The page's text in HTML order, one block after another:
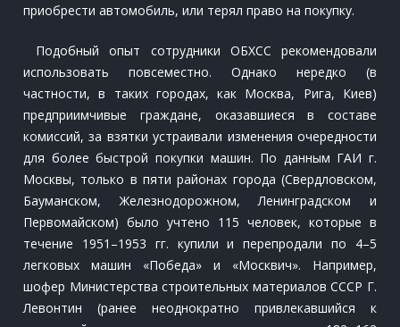
приобрести автомобиль, или терял право на покупку.
Подобный опыт сотрудники ОБХСС рекомендовали
использовать повсеместно. Однако нередко (в
частности, в таких городах, как Москва, Рига, Киев)
предприимчивые граждане, оказавшиеся в составе
комиссий, за взятки устраивали изменения очередности
для более быстрой покупки машин. По данным ГАИ г.
Москвы, только в пяти районах города (Свердловском,
Бауманском, Железнодорожном, Ленинградском и
Первомайском) было учтено 115 человек, которые в
течение 1951–1953 гг. купили и перепродали по 4–5
легковых машин «Победа» и «Москвич». Например,
шофер Министерства строительных материалов СССР Г.
Левонтин (ранее неоднократно привлекавшийся к